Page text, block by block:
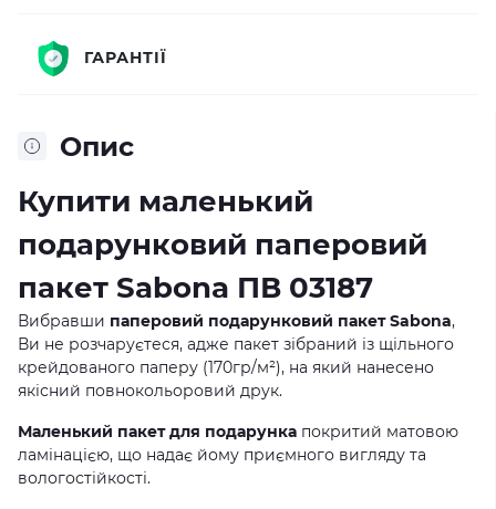
Опис
Купити маленький
подарунковий паперовий
пакет Sabona ПВ 03187
Вибравши паперовий подарунковий пакет Sabona,
Ви не розчаруєтеся, адже пакет зібраний із щільного
крейдованого паперу (170гр/м²), на який нанесено
якісний повнокольоровий друк.
Маленький пакет для подарунка покритий матовою
ламінацією, що надає йому приємного вигляду та
вологостійкості.
ГАРАНТІЇ